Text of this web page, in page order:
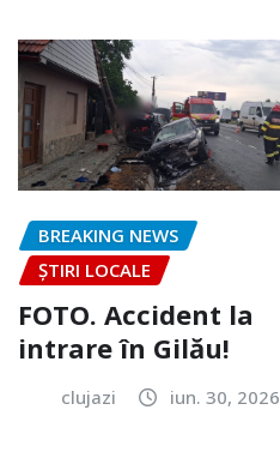
BREAKING NEWS
ȘTIRI LOCALE
FOTO. Accident la
intrare în Gilău!
clujazi iun. 30, 2026